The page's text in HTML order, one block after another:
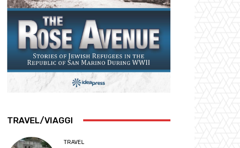
TRAVEL/VIAGGI
TRAVEL